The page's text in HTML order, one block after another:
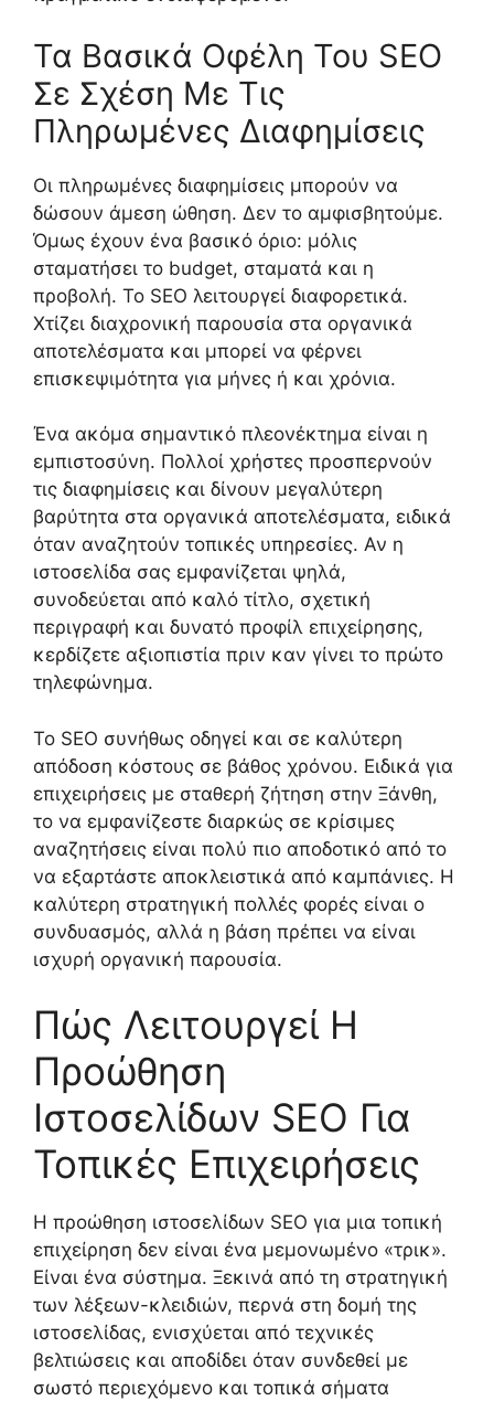
Τα Βασικά Οφέλη Του SEO
Σε Σχέση Με Τις
Πληρωμένες Διαφημίσεις
Οι πληρωμένες διαφημίσεις μπορούν να
δώσουν άμεση ώθηση. Δεν το αμφισβητούμε.
Όμως έχουν ένα βασικό όριο: μόλις
σταματήσει το budget, σταματά και η
προβολή. Το SEO λειτουργεί διαφορετικά.
Χτίζει διαχρονική παρουσία στα οργανικά
αποτελέσματα και μπορεί να φέρνει
επισκεψιμότητα για μήνες ή και χρόνια.
Ένα ακόμα σημαντικό πλεονέκτημα είναι η
εμπιστοσύνη. Πολλοί χρήστες προσπερνούν
τις διαφημίσεις και δίνουν μεγαλύτερη
βαρύτητα στα οργανικά αποτελέσματα, ειδικά
όταν αναζητούν τοπικές υπηρεσίες. Αν η
ιστοσελίδα σας εμφανίζεται ψηλά,
συνοδεύεται από καλό τίτλο, σχετική
περιγραφή και δυνατό προφίλ επιχείρησης,
κερδίζετε αξιοπιστία πριν καν γίνει το πρώτο
τηλεφώνημα.
Το SEO συνήθως οδηγεί και σε καλύτερη
απόδοση κόστους σε βάθος χρόνου. Ειδικά για
επιχειρήσεις με σταθερή ζήτηση στην Ξάνθη,
το να εμφανίζεστε διαρκώς σε κρίσιμες
αναζητήσεις είναι πολύ πιο αποδοτικό από το
να εξαρτάστε αποκλειστικά από καμπάνιες. Η
καλύτερη στρατηγική πολλές φορές είναι ο
συνδυασμός, αλλά η βάση πρέπει να είναι
ισχυρή οργανική παρουσία.
Πώς Λειτουργεί Η
Προώθηση
Ιστοσελίδων SEO Για
Τοπικές Επιχειρήσεις
Η προώθηση ιστοσελίδων SEO για μια τοπική
επιχείρηση δεν είναι ένα μεμονωμένο «τρικ».
Είναι ένα σύστημα. Ξεκινά από τη στρατηγική
των λέξεων-κλειδιών, περνά στη δομή της
ιστοσελίδας, ενισχύεται από τεχνικές
βελτιώσεις και αποδίδει όταν συνδεθεί με
σωστό περιεχόμενο και τοπικά σήματα